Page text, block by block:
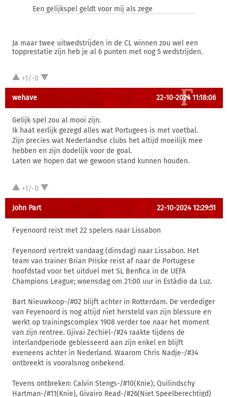
Een gelijkspel geldt voor mij als zege
Ja maar twee uitwedstrijden in de CL winnen zou wel een
topprestatie zijn heb je al 6 punten met nog 5 wedstrijden.
+1/-0
wehave 22-10-2024 11:18:06
Gelijk spel zou al mooi zijn.
Ik haat eerlijk gezegd alles wat Portugees is met voetbal.
Zijn precies wat Nederlandse clubs het altijd moeilijk mee
hebben en zijn dodelijk voor de goal.
Laten we hopen dat we gewoon stand kunnen houden.
+1/-0
John Part 22-10-2024 12:29:51
Feyenoord reist met 22 spelers naar Lissabon
Feyenoord vertrekt vandaag (dinsdag) naar Lissabon. Het
team van trainer Brian Priske reist af naar de Portugese
hoofdstad voor het uitduel met SL Benfica in de UEFA
Champions League; woensdag om 21:00 uur in Estádio da Luz.
Bart Nieuwkoop-/#02 blijft achter in Rotterdam. De verdediger
van Feyenoord is nog altijd niet hersteld van zijn blessure en
werkt op trainingscomplex 1908 verder toe naar het moment
van zijn rentree. Gjivai Zechiël-/#24 raakte tijdens de
interlandperiode geblesseerd aan zijn enkel en blijft
eveneens achter in Nederland. Waarom Chris Nadje-/#34
ontbreekt is vooralsnog onbekend.
Tevens ontbreken: Calvin Stengs-/#10(Knie), Quilindschy
Hartman-/#11(Knie), Givairo Read-/#26(Niet Speelberechtigd)